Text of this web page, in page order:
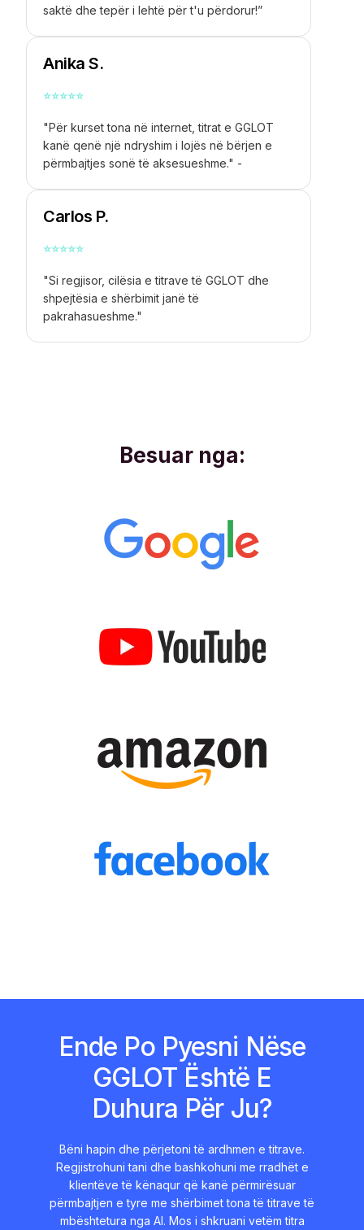
saktë dhe tepër i lehtë për t'u përdorur!”
Anika S.
⭐⭐⭐⭐⭐
"Për kurset tona në internet, titrat e GGLOT
kanë qenë një ndryshim i lojës në bërjen e
përmbajtjes sonë të aksesueshme." -
Carlos P.
⭐⭐⭐⭐⭐
"Si regjisor, cilësia e titrave të GGLOT dhe
shpejtësia e shërbimit janë të
pakrahasueshme."
Besuar nga:
Ende Po Pyesni Nëse
GGLOT Është E
Duhura Për Ju?
Bëni hapin dhe përjetoni të ardhmen e titrave.
Regjistrohuni tani dhe bashkohuni me rradhët e
klientëve të kënaqur që kanë përmirësuar
përmbajtjen e tyre me shërbimet tona të titrave të
mbështetura nga AI. Mos i shkruani vetëm titra